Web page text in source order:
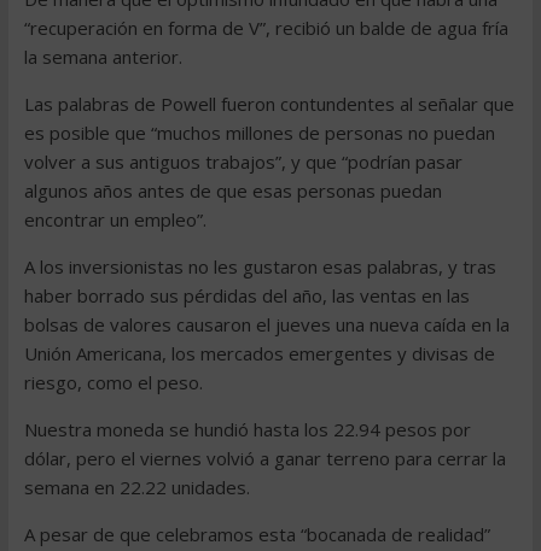
“recuperación en forma de V”, recibió un balde de agua fría
la semana anterior.
Las palabras de Powell fueron contundentes al señalar que
es posible que “muchos millones de personas no puedan
volver a sus antiguos trabajos”, y que “podrían pasar
algunos años antes de que esas personas puedan
encontrar un empleo”.
A los inversionistas no les gustaron esas palabras, y tras
haber borrado sus pérdidas del año, las ventas en las
bolsas de valores causaron el jueves una nueva caída en la
Unión Americana, los mercados emergentes y divisas de
riesgo, como el peso.
Nuestra moneda se hundió hasta los 22.94 pesos por
dólar, pero el viernes volvió a ganar terreno para cerrar la
semana en 22.22 unidades.
A pesar de que celebramos esta “bocanada de realidad”